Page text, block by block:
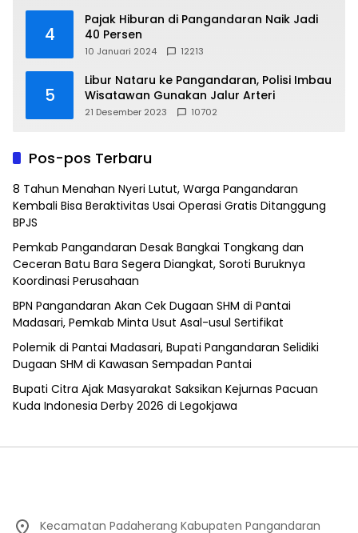
4
Pajak Hiburan di Pangandaran Naik Jadi
40 Persen
10 Januari 2024 12213
5
Libur Nataru ke Pangandaran, Polisi Imbau
Wisatawan Gunakan Jalur Arteri
21 Desember 2023 10702
Pos-pos Terbaru
8 Tahun Menahan Nyeri Lutut, Warga Pangandaran
Kembali Bisa Beraktivitas Usai Operasi Gratis Ditanggung
BPJS
Pemkab Pangandaran Desak Bangkai Tongkang dan
Ceceran Batu Bara Segera Diangkat, Soroti Buruknya
Koordinasi Perusahaan
BPN Pangandaran Akan Cek Dugaan SHM di Pantai
Madasari, Pemkab Minta Usut Asal-usul Sertifikat
Polemik di Pantai Madasari, Bupati Pangandaran Selidiki
Dugaan SHM di Kawasan Sempadan Pantai
Bupati Citra Ajak Masyarakat Saksikan Kejurnas Pacuan
Kuda Indonesia Derby 2026 di Legokjawa
Kecamatan Padaherang Kabupaten Pangandaran